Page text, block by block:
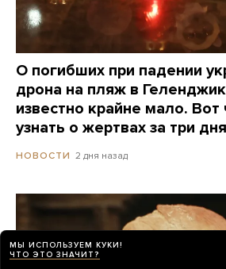
О погибших при падении
дрона на пляж в
известно крайне мало. Вот
узнать о жертвах за три дня
НОВОСТИ 2 дня назад
МЫ ИСПОЛЬЗУЕМ КУКИ!
ЧТО ЭТО ЗНАЧИТ?